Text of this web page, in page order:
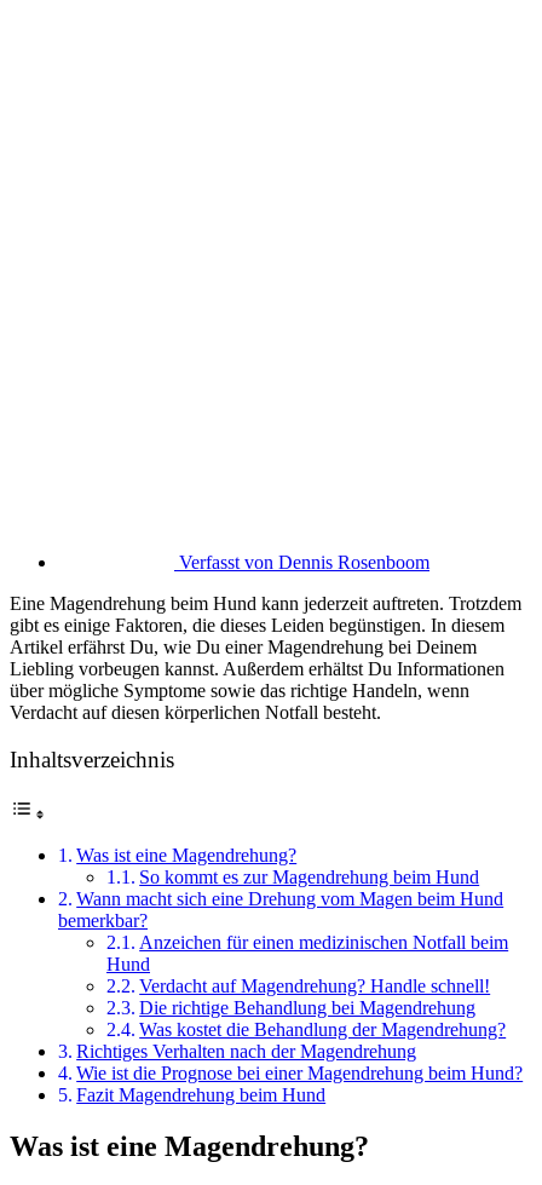
Verfasst von Dennis Rosenboom
Eine Magendrehung beim Hund kann jederzeit auftreten. Trotzdem
gibt es einige Faktoren, die dieses Leiden begünstigen. In diesem
Artikel erfährst Du, wie Du einer Magendrehung bei Deinem
Liebling vorbeugen kannst. Außerdem erhältst Du Informationen
über mögliche Symptome sowie das richtige Handeln, wenn
Verdacht auf diesen körperlichen Notfall besteht.
Inhaltsverzeichnis
Was ist eine Magendrehung?
So kommt es zur Magendrehung beim Hund
Wann macht sich eine Drehung vom Magen beim Hund
bemerkbar?
Anzeichen für einen medizinischen Notfall beim
Hund
Verdacht auf Magendrehung? Handle schnell!
Die richtige Behandlung bei Magendrehung
Was kostet die Behandlung der Magendrehung?
Richtiges Verhalten nach der Magendrehung
Wie ist die Prognose bei einer Magendrehung beim Hund?
Fazit Magendrehung beim Hund
Was ist eine Magendrehung?